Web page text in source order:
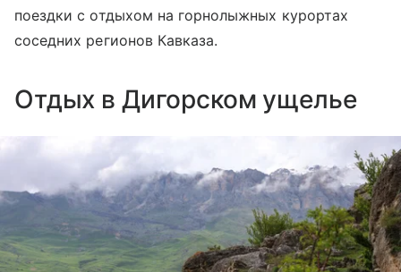
поездки с отдыхом на горнолыжных курортах
соседних регионов Кавказа.
Отдых в Дигорском ущелье